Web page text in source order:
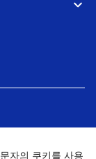
자의 쿠키를 사용